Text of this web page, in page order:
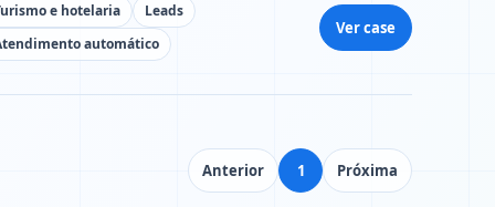
e hotelaria
Leads
automático
Ver case
Anterior 1 Próxima